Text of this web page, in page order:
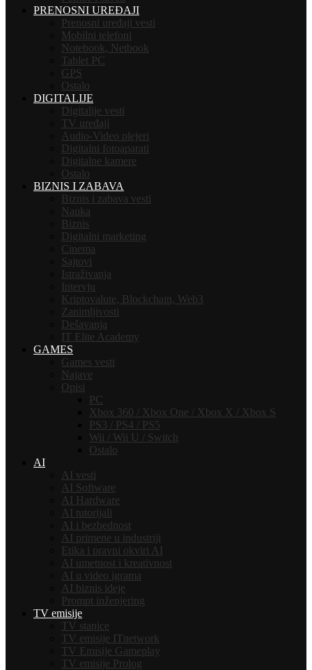
PRENOSNI UREĐAJI
Prenosni uređaji vesti
Mobilni telefoni
Notebook, Netbook
Tablet PC
GPS
Ostalo
DIGITALIJE
Digitalije vesti
TV uređaji
Audio-Video plejeri
Digitalni fotoaparati
Digitalne kamere
Ostalo
BIZNIS I ZABAVA
Biznis i zabava vesti
Nauka
Biznis
Digitalni marketing
Cinema
Sajtovi
Istraživanja
Intervju
Kriptovalute, Blockchain, Web3
Zanimljivosti
Dešavanja
IT Elite Academy
GAMES
Games vesti
Najave
Opisi
PC
Xbox 360 / Xbox One / Xbox X / Xbox S
PS3 / PS4 / PS5
Wii / Wii U / Switch
Ostalo
AI
AI vesti
AI Software
AI Hardware
AI tutorijali
AI i bezbednost
AI primene u industriji
Etika i pravni okviri AI
AI umetnost i kreativnost
AI u video igrama
AI biznis ideje
Prompt inženjering
TV emisije
TV stanice
TV emisije ITnetwork
TV Emisije Gameplay
TV emisije Prolog